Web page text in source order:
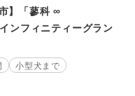
】「蓼科 ∞
ンフィニティーグラン
小型犬まで